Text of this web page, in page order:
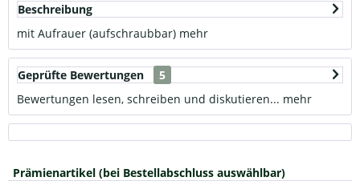
Beschreibung
mit Aufrauer (aufschraubbar) mehr
Geprüfte Bewertungen
5
Bewertungen lesen, schreiben und diskutieren... mehr
Prämienartikel (bei Bestellabschluss auswählbar)